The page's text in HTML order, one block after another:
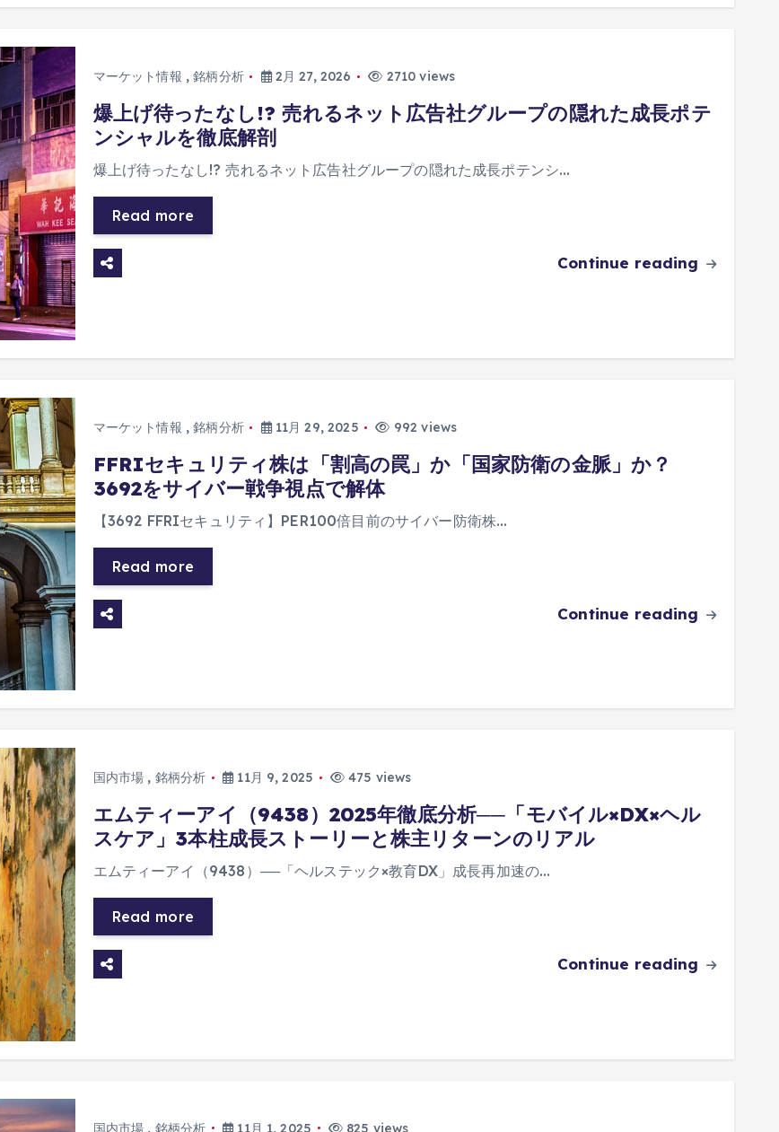
マーケット情報 ,銘柄分析 2月 27, 2026 2710 views
爆上げ待ったなし!? 売れるネット広告社グループの隠れた成長ポテ
ンシャルを徹底解剖
爆上げ待ったなし!? 売れるネット広告社グループの隠れた成長ポテンシ…
Read more
Continue reading
マーケット情報 ,銘柄分析 11月 29, 2025 992 views
FFRIセキュリティ株は「割高の罠」か「国家防衛の金脈」か？
3692をサイバー戦争視点で解体
【3692 FFRIセキュリティ】PER100倍目前のサイバー防衛株…
Read more
Continue reading
国内市場 , 銘柄分析 11月 9, 2025 475 views
エムティーアイ（9438）2025年徹底分析──「モバイル×DX×ヘル
スケア」3本柱成長ストーリーと株主リターンのリアル
エムティーアイ（9438）──「ヘルステック×教育DX」成長再加速の…
Read more
Continue reading
国内市場 , 銘柄分析 11月 1, 2025 825 views